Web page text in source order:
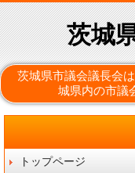
茨城
茨城県市議会議長会
城県内の市議
トップページ